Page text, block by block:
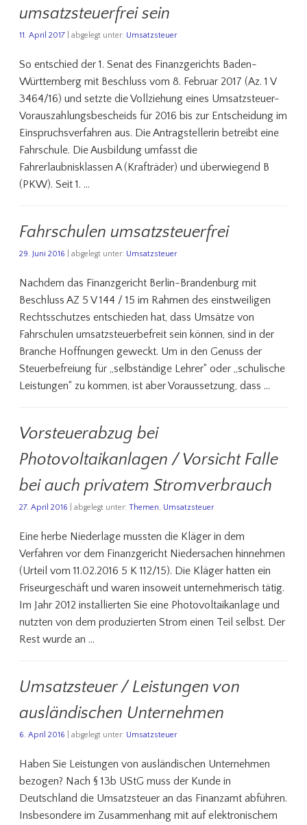
umsatzsteuerfrei sein
11. April 2017| abgelegt unter: Umsatzsteuer
So entschied der 1. Senat des Finanzgerichts Baden-
Württemberg mit Beschluss vom 8. Februar 2017 (Az. 1 V
3464/16) und setzte die Vollziehung eines Umsatzsteuer-
Vorauszahlungsbescheids für 2016 bis zur Entscheidung im
Einspruchsverfahren aus. Die Antragstellerin betreibt eine
Fahrschule. Die Ausbildung umfasst die
Fahrerlaubnisklassen A (Krafträder) und überwiegend B
(PKW). Seit 1. …
Fahrschulen umsatzsteuerfrei
29. Juni 2016 | abgelegt unter: Umsatzsteuer
Nachdem das Finanzgericht Berlin-Brandenburg mit
Beschluss AZ 5 V 144 / 15 im Rahmen des einstweiligen
Rechtsschutzes entschieden hat, dass Umsätze von
Fahrschulen umsatzsteuerbefreit sein können, sind in der
Branche Hoffnungen geweckt. Um in den Genuss der
Steuerbefreiung für „selbständige Lehrer“ oder „schulische
Leistungen“ zu kommen, ist aber Voraussetzung, dass …
Vorsteuerabzug bei
Photovoltaikanlagen / Vorsicht Falle
bei auch privatem Stromverbrauch
27. April 2016 | abgelegt unter: Themen Umsatzsteuer
Eine herbe Niederlage mussten die Kläger in dem
Verfahren vor dem Finanzgericht Niedersachen hinnehmen
(Urteil vom 11.02.2016 5 K 112/15). Die Kläger hatten ein
Friseurgeschäft und waren insoweit unternehmerisch tätig.
Im Jahr 2012 installierten Sie eine Photovoltaikanlage und
nutzten von dem produzierten Strom einen Teil selbst. Der
Rest wurde an …
Umsatzsteuer / Leistungen von
ausländischen Unternehmen
6. April 2016 | abgelegt unter: Umsatzsteuer
Haben Sie Leistungen von ausländischen Unternehmen
bezogen? Nach § 13b UStG muss der Kunde in
Deutschland die Umsatzsteuer an das Finanzamt abführen.
Insbesondere im Zusammenhang mit auf elektronischem